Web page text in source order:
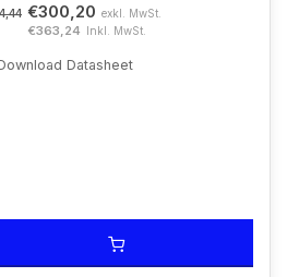
€300,20 exkl. MwSt.
€363,24 Inkl. MwSt.
Datasheet